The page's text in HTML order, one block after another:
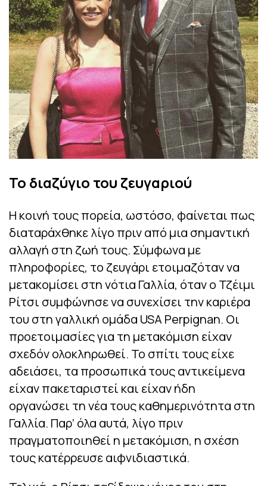
Το διαζύγιο του ζευγαριού
Η κοινή τους πορεία, ωστόσο, φαίνεται πως
διαταράχθηκε λίγο πριν από μια σημαντική
αλλαγή στη ζωή τους. Σύμφωνα με
πληροφορίες, το ζευγάρι ετοιμαζόταν να
μετακομίσει στη νότια Γαλλία, όταν ο Τζέιμι
Ρίτσι συμφώνησε να συνεχίσει την καριέρα
του στη γαλλική ομάδα USA Perpignan. Οι
προετοιμασίες για τη μετακόμιση είχαν
σχεδόν ολοκληρωθεί. Το σπίτι τους είχε
αδειάσει, τα προσωπικά τους αντικείμενα
είχαν πακεταριστεί και είχαν ήδη
οργανώσει τη νέα τους καθημερινότητα στη
Γαλλία. Παρ’ όλα αυτά, λίγο πριν
πραγματοποιηθεί η μετακόμιση, η σχέση
τους κατέρρευσε αιφνιδιαστικά.